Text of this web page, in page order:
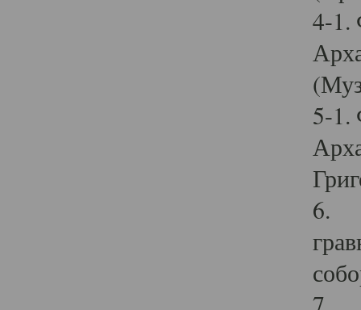
4-1.
5-1.
6.